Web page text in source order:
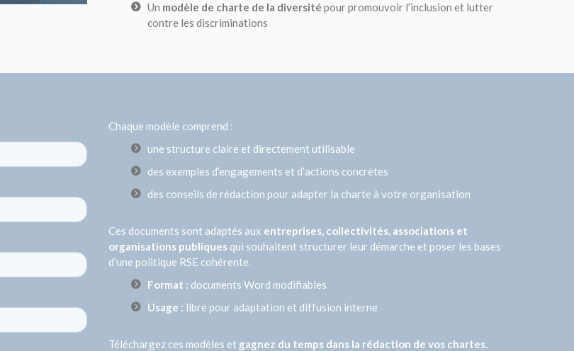
Un modèle de charte de la diversité pour promouvoir l’inclusion et lutter
contre les discriminations
Chaque modèle comprend :
une structure claire et directement utilisable
des exemples d’engagements et d’actions concrètes
des conseils de rédaction pour adapter la charte à votre organisation
Ces documents sont adaptés aux entreprises, collectivités, associations et
organisations publiquesqui souhaitent structurer leur démarche et poser les bases
d’une politique RSE cohérente.
Format : documents Word modifiables
Usage : libre pour adaptation et diffusion interne
Téléchargez ces modèles et gagnez du temps dans la rédaction de vos chartes.